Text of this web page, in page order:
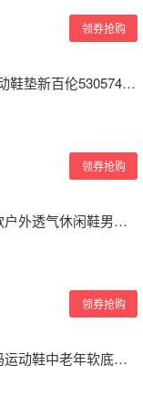
领券抢购
【NICE】适配耐克运动鞋垫新百伦530574跑步鞋垫透气减震高弹加厚软佐欧雅 5D按摩垫【黑色】1双 44
领券抢购
品牌劳保鞋男夏季新款户外透气休闲鞋男靴电焊工地搬砖工作鞋男鞋百搭功能鞋老保鞋子男士厨房鞋男没有钢包头 MD-0807卡其 44
领券抢购
春秋飞织轻便休闲妈妈运动鞋中老年软底健步鞋旅游鞋女 紫色 37